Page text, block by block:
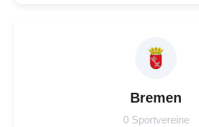
Bremen
0 Sportvereine